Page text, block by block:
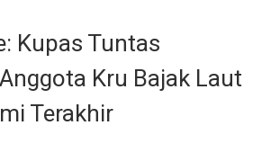
Kupas Tuntas
Kru Bajak Laut
Terakhir